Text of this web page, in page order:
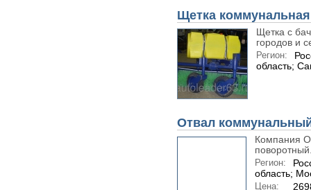
Щетка
Щетка с
городов и
Регион:
область;
Отвал
Компания
Регион:
область;
Цена: